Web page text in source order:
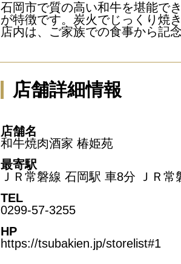
石岡市で質の高い和牛を堪能で
が特徴です。炭火でじっくり焼
店内は、ご家族での食事から記
店舗詳細情報
店舗名
和牛焼肉酒家 椿姫苑
最寄駅
ＪＲ常磐線 石岡駅 車8分 ＪＲ
TEL
0299-57-3255
HP
https://tsubakien.jp/storelist#1